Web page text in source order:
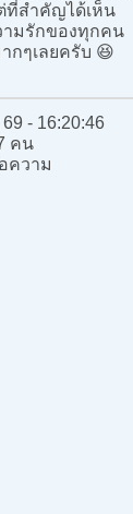
ที่สำคัญได้เห็น
ามรักของทุกคน
ๆเลยครับ 😆
- 16:20:46
คน
ความ